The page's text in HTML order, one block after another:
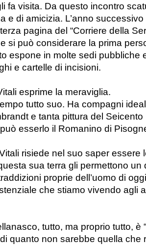
fa visita. Da questo incontro
e di amicizia. L’anno
pagina del “Corriere della
si può considerare la prima
espone in molte sedi pubbliche
e cartelle di incisioni.
esprime la meraviglia.
tutto suo. Ha compagni
e tanta pittura del Seicento
esserlo il Romanino di
risiede nel suo saper essere
sua terra gli permettono un
proprie dell’uomo di
che stiamo vivendo agli
tutto, ma proprio tutto, è
quanto non sarebbe quella che